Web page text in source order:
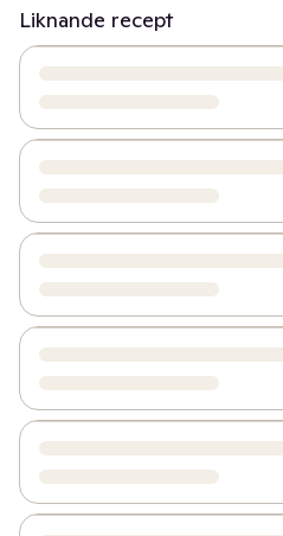
Liknande recept